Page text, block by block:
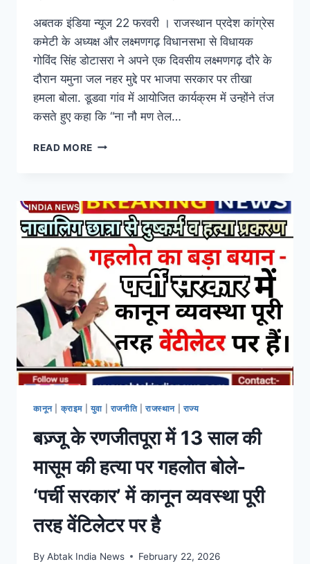
डोटासरा का भाजपा सरकार पर तंज़-
‘ना नौ मण तेल होगा, ना राधा नाचेगी’
ByAbtak India News February 22, 2026
अबतक इंडिया न्यूज 22 फरवरी । राजस्थान प्रदेश कांग्रेस
कमेटी के अध्यक्ष और लक्ष्मणगढ़ विधानसभा से विधायक
गोविंद सिंह डोटासरा ने अपने एक दिवसीय लक्ष्मणगढ़ दौरे के
कसते हुए कहा कि “ना नौ मण तेल…
READ MORE
कानून|क्राइम|युवा|राजनीति |राजस्थान| राज्य
बज़्जू के रणजीतपूरा में 13 साल की
मासूम की हत्या पर गहलोत बोले-